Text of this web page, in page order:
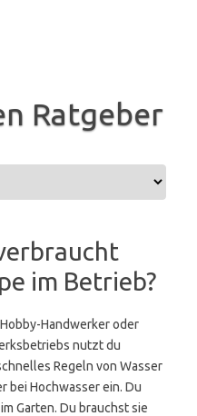
Ratgeber
im Betrieb?
Handwerker oder
nutzt du
Regeln von Wasser
bei Hochwasser ein. Du
Garten. Du brauchst sie